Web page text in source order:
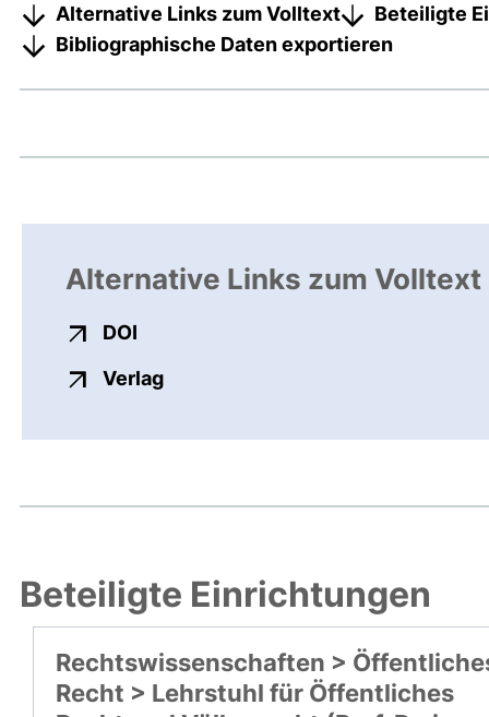
Alternative Links zum Volltext
Beteiligte
Bibliographische Daten exportieren
Alternative Links zum Volltext
DOI
Verlagexterner Link, öffnet neues
Beteiligte Einrichtungen
Rechtswissenschaften >
Recht > Lehrstuhl für Öffentliches